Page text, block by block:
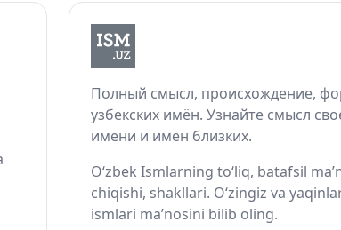
Полный смысл, происхождение,
узбекских имён. Узнайте смысл
имени и имён близких.
O‘zbek Ismlarning to‘liq, batafsil
chiqishi, shakllari. O‘zingiz va
ismlari ma’nosini bilib oling.